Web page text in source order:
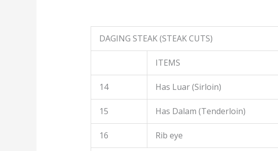
DAGING STEAK (STEAK CUTS)
ITEMS
14 Has Luar (Sirloin)
15 Has Dalam (Tenderloin)
16 Rib eye